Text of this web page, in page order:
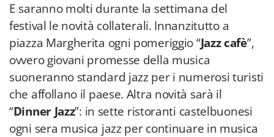
E saranno molti durante la settimana del
festival le novità collaterali. Innanzitutto a
piazza Margherita ogni pomeriggio “Jazz cafè”,
ovvero giovani promesse della musica
suoneranno standard jazz per i numerosi turisti
che affollano il paese. Altra novità sarà il
“Dinner Jazz”: in sette ristoranti castelbuonesi
ogni sera musica jazz per continuare in musica